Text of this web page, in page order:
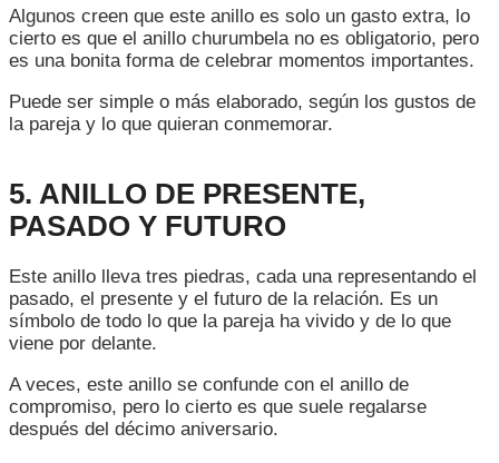
Algunos creen que este anillo es solo un gasto extra, lo
cierto es que el anillo churumbela no es obligatorio, pero
es una bonita forma de celebrar momentos importantes.
Puede ser simple o más elaborado, según los gustos de
la pareja y lo que quieran conmemorar.
5. ANILLO DE PRESENTE,
PASADO Y FUTURO
Este anillo lleva tres piedras, cada una representando el
pasado, el presente y el futuro de la relación. Es un
símbolo de todo lo que la pareja ha vivido y de lo que
viene por delante.
A veces, este anillo se confunde con el anillo de
compromiso, pero lo cierto es que suele regalarse
después del décimo aniversario.